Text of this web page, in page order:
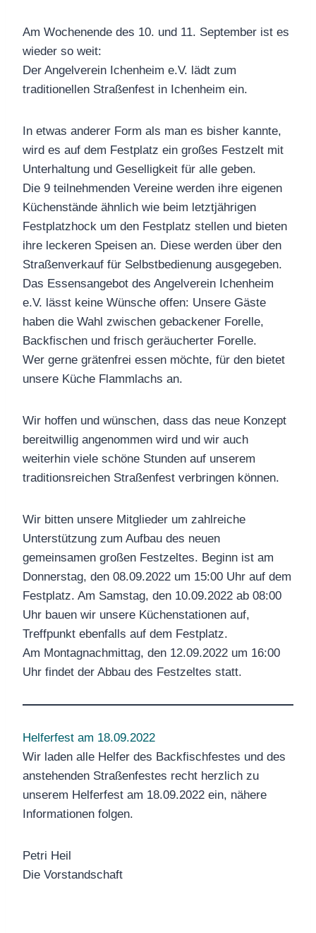
Am Wochenende des 10. und 11. September ist es
wieder so weit:
Der Angelverein Ichenheim e.V. lädt zum
traditionellen Straßenfest in Ichenheim ein.
In etwas anderer Form als man es bisher kannte,
wird es auf dem Festplatz ein großes Festzelt mit
Unterhaltung und Geselligkeit für alle geben.
Die 9 teilnehmenden Vereine werden ihre eigenen
Küchenstände ähnlich wie beim letztjährigen
Festplatzhock um den Festplatz stellen und bieten
ihre leckeren Speisen an. Diese werden über den
Straßenverkauf für Selbstbedienung ausgegeben.
Das Essensangebot des Angelverein Ichenheim
e.V. lässt keine Wünsche offen: Unsere Gäste
haben die Wahl zwischen gebackener Forelle,
Backfischen und frisch geräucherter Forelle.
Wer gerne grätenfrei essen möchte, für den bietet
unsere Küche Flammlachs an.
Wir hoffen und wünschen, dass das neue Konzept
bereitwillig angenommen wird und wir auch
weiterhin viele schöne Stunden auf unserem
traditionsreichen Straßenfest verbringen können.
Wir bitten unsere Mitglieder um zahlreiche
Unterstützung zum Aufbau des neuen
gemeinsamen großen Festzeltes. Beginn ist am
Donnerstag, den 08.09.2022 um 15:00 Uhr auf dem
Festplatz. Am Samstag, den 10.09.2022 ab 08:00
Uhr bauen wir unsere Küchenstationen auf,
Treffpunkt ebenfalls auf dem Festplatz.
Am Montagnachmittag, den 12.09.2022 um 16:00
Uhr findet der Abbau des Festzeltes statt.
Helferfest am 18.09.2022
Wir laden alle Helfer des Backfischfestes und des
anstehenden Straßenfestes recht herzlich zu
unserem Helferfest am 18.09.2022 ein, nähere
Informationen folgen.
Petri Heil
Die Vorstandschaft